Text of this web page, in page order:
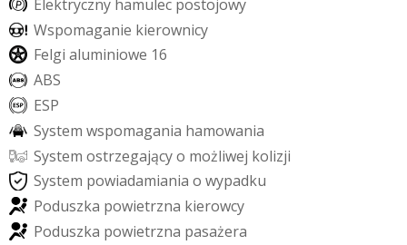
E ektryczny hamu ec postojowy
Wspomaganie kierownicy
Felgi aluminiowe 16
ABS
ESP
System wspomagania hamowania
System ostrzegającyo możliwej kolizji
System powiadamiania o wypadku
Poduszka powietrzna kierowcy
Poduszka powietrzna pasażera